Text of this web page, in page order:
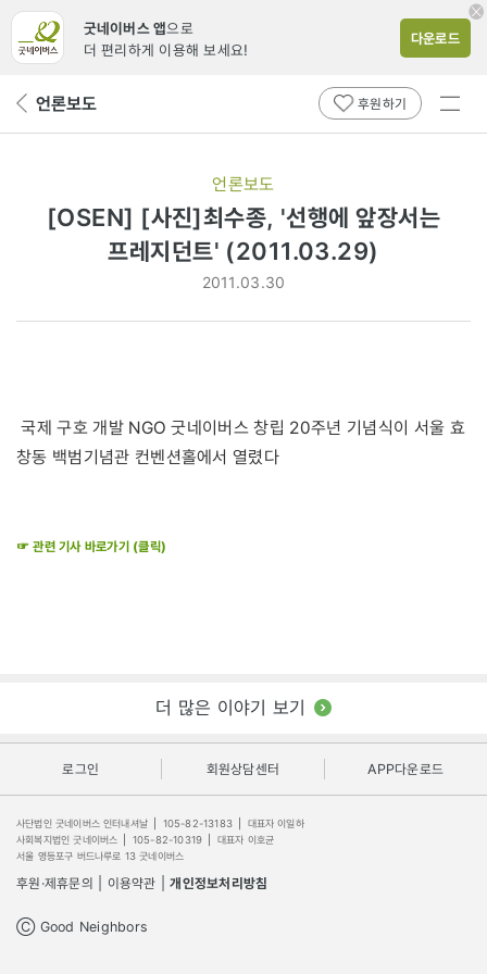
굿네이버스 앱으로
더 편리하게 이용해 보세요!
다운로드
뒤 언론보도 후원하기
전체
언론보도
[OSEN] [사진]최수종, '선행에 앞장서는
프레지던트' (2011.03.29)
2011.03.30
국제 구호 개발 NGO 굿네이버스 창립 20주년 기념식이 서울 효
창동 백범기념관 컨벤션홀에서 열렸다
☞ 관련 기사 바로가기 (클릭)
더 많은 이야기 보기
로그인 회원상담센터 APP다운로드
사단법인 굿네이버스 인터내셔날 105-82-13183
대표자 이일하
사회복지법인 굿네이버스
105-82-10319
대표자 이호균
서울 영등포구 버드나루로 13 굿네이버스
후원·제휴문의 이용약관 개인정보처리방침
Ⓒ Good Neighbors